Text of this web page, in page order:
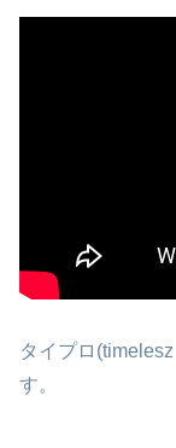
タイプロ
す。